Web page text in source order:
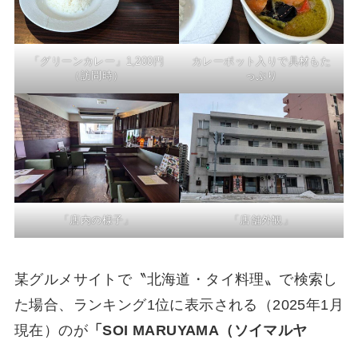
「グリーンカレー」1,200円
（訪問時）
カレーポット入りで具材もた
っぷり
「店内の様子」 「店舗外観」
某グルメサイトで〝北海道・タイ料理〟で検索し
た場合、ランキング1位に表示される（2025年1月
現在）のが「SOI MARUYAMA（ソイマルヤ